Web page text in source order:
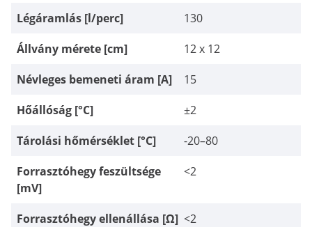
Légáramlás [l/perc]
130
Állvány mérete [cm]
12 x 12
Névleges bemeneti áram [A]
15
Hőállóság [°C]
±2
Tárolási hőmérséklet [°C]
-20–80
Forrasztóhegy feszültsége
[mV]
<2
Forrasztóhegy ellenállása [Ω] <2